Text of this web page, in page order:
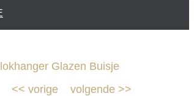
Glazen Buisje
volgende >>
<< vorige